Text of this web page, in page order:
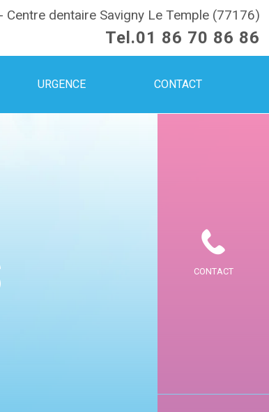
Centre dentaire Savigny Le Temple (77176)
Tel.01 86 70 86 86
URGENCE CONTACT
CONTACT